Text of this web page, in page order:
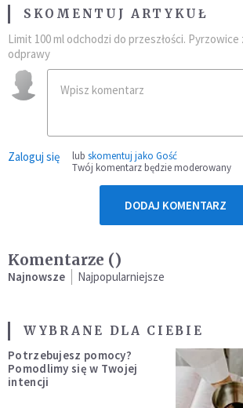
SKOMENTUJ ARTYKUŁ
Limit 100 ml odchodzi do przeszłości.
odprawy
Zaloguj się lub skomentuj jako Gość
Twój komentarz będzie moderowany
DODAJ KOMENTARZ
Komentarze ()
Najnowsze Najpopularniejsze
WYBRANE DLA CIEBIE
Potrzebujesz pomocy?
Pomodlimy się w Twojej
intencji